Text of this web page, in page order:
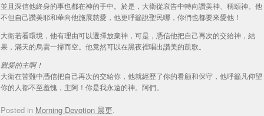
並且深信他終身的事也都在神的手中。於是，大衛從哀告中轉向讚美神、稱頌神。他
不但自己讚美耶和華向他施展慈愛，他更呼籲說聖民哪，你們也都要來愛他！
大衛若看環境，他有理由可以選擇放棄神，可是，憑信他把自己再次的交給神，結
果，滿天的烏雲一掃而空。他竟然可以在黑夜裡唱出讚美的凱歌。
親愛的主啊！
大衛在苦難中憑信把自己再次的交給你，他就經歷了你的看顧和保守，他呼籲凡仰望
你的人都不至羞愧，主阿！你是我永遠的神。阿們。
Posted in Morning Devotion 晨更.